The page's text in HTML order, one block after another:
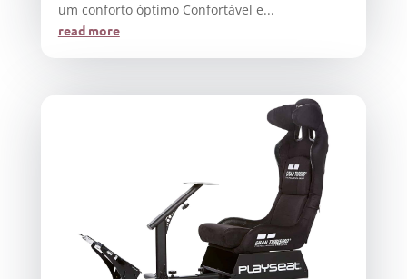
um conforto óptimo Confortável e...
read more